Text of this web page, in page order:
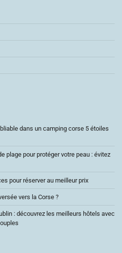
dans un camping corse 5 étoiles
plage pour protéger votre peau : évitez
pour réserver au meilleur prix
vers la Corse ?
: découvrez les meilleurs hôtels avec